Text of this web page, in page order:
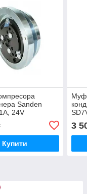
Sanden
24V
(У зборі) CA722
Купити
3